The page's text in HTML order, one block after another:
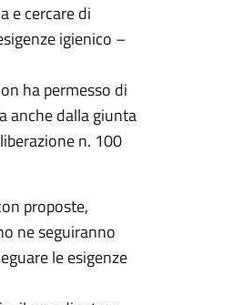
e cercare di
igienico –
ha permesso di
anche dalla giunta
n. 100
proposte,
ne seguiranno
le esigenze